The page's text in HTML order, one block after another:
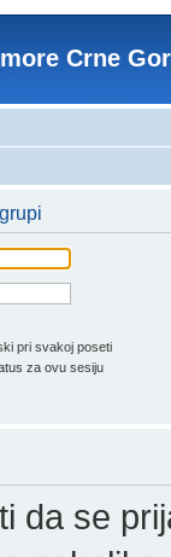
Crne
pri svakoj poseti
za ovu sesiju
da se